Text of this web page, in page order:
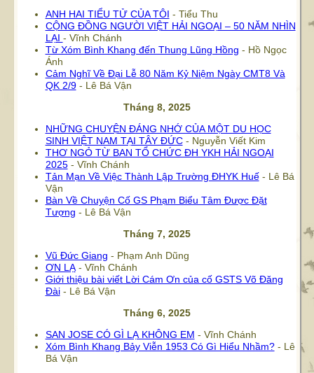
ANH HAI TIỂU TỬ CỦA TÔI - Tiểu Thu
CỘNG ĐỒNG NGƯỜI VIỆT HẢI NGOẠI – 50 NĂM NHÌN
LẠI - Vĩnh Chánh
Từ Xóm Bình Khang đến Thung Lũng Hồng - Hồ Ngọc
Ánh
Cảm Nghĩ Về Đại Lễ 80 Năm Kỷ Niệm Ngày CMT8 Và
QK 2/9- Lê Bá Vận
Tháng 8, 2025
NHỮNG CHUYỆN ĐÁNG NHỚ CỦA MỘT DU HỌC
SINH VIỆT NAM TẠI TÂY ĐỨC- Nguyễn Viết Kim
THƠ NGỎ TỪ BAN TỔ CHỨC ĐH YKH HẢI NGOẠI
2025- Vĩnh Chánh
Tản Mạn Về Việc Thành Lập Trường ĐHYK Huế- Lê Bá
Vận
Bàn Về Chuyện Cố GS Phạm Biểu Tâm Được Đặt
Tượng - Lê Bá Vận
Tháng 7, 2025
Vũ Đức Giang - Phạm Anh Dũng
ƠN LẠ- Vĩnh Chánh
Giới thiệu bài viết Lời Cám Ơn của cố GSTS Võ Đăng
Đài- Lê Bá Vận
Tháng 6, 2025
SAN JOSE CÓ GÌ LẠ KHÔNG EM - Vĩnh Chánh
Xóm Bình Khang Bảy Viễn 1953 Có Gì Hiểu Nhầm?- Lê
Bá Vận